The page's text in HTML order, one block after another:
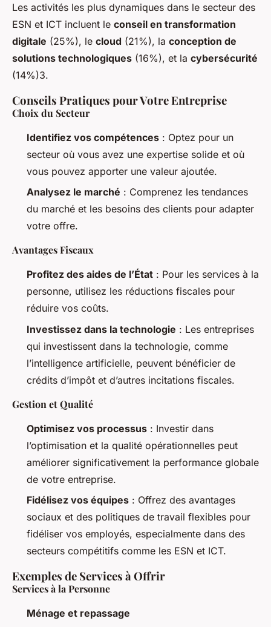
Les activités les plus dynamiques dans le secteur des
ESN et ICT incluent le conseil en transformation
digitale (25%), le cloud (21%), la conception de
solutions technologiques (16%), et la cybersécurité
(14%)3.
Conseils Pratiques pour Votre Entreprise
Choix du Secteur
Identifiez vos compétences : Optez pour un
secteur où vous avez une expertise solide et où
vous pouvez apporter une valeur ajoutée.
Analysez le marché : Comprenez les tendances
du marché et les besoins des clients pour adapter
votre offre.
Avantages Fiscaux
Profitez des aides de l’État : Pour les services à la
personne, utilisez les réductions fiscales pour
réduire vos coûts.
Investissez dans la technologie : Les entreprises
qui investissent dans la technologie, comme
l’intelligence artificielle, peuvent bénéficier de
crédits d’impôt et d’autres incitations fiscales.
Gestion et Qualité
Optimisez vos processus : Investir dans
l’optimisation et la qualité opérationnelles peut
améliorer significativement la performance globale
de votre entreprise.
Fidélisez vos équipes : Offrez des avantages
sociaux et des politiques de travail flexibles pour
fidéliser vos employés, especialmente dans des
secteurs compétitifs comme les ESN et ICT.
Exemples de Services à Offrir
Services à la Personne
Ménage et repassage